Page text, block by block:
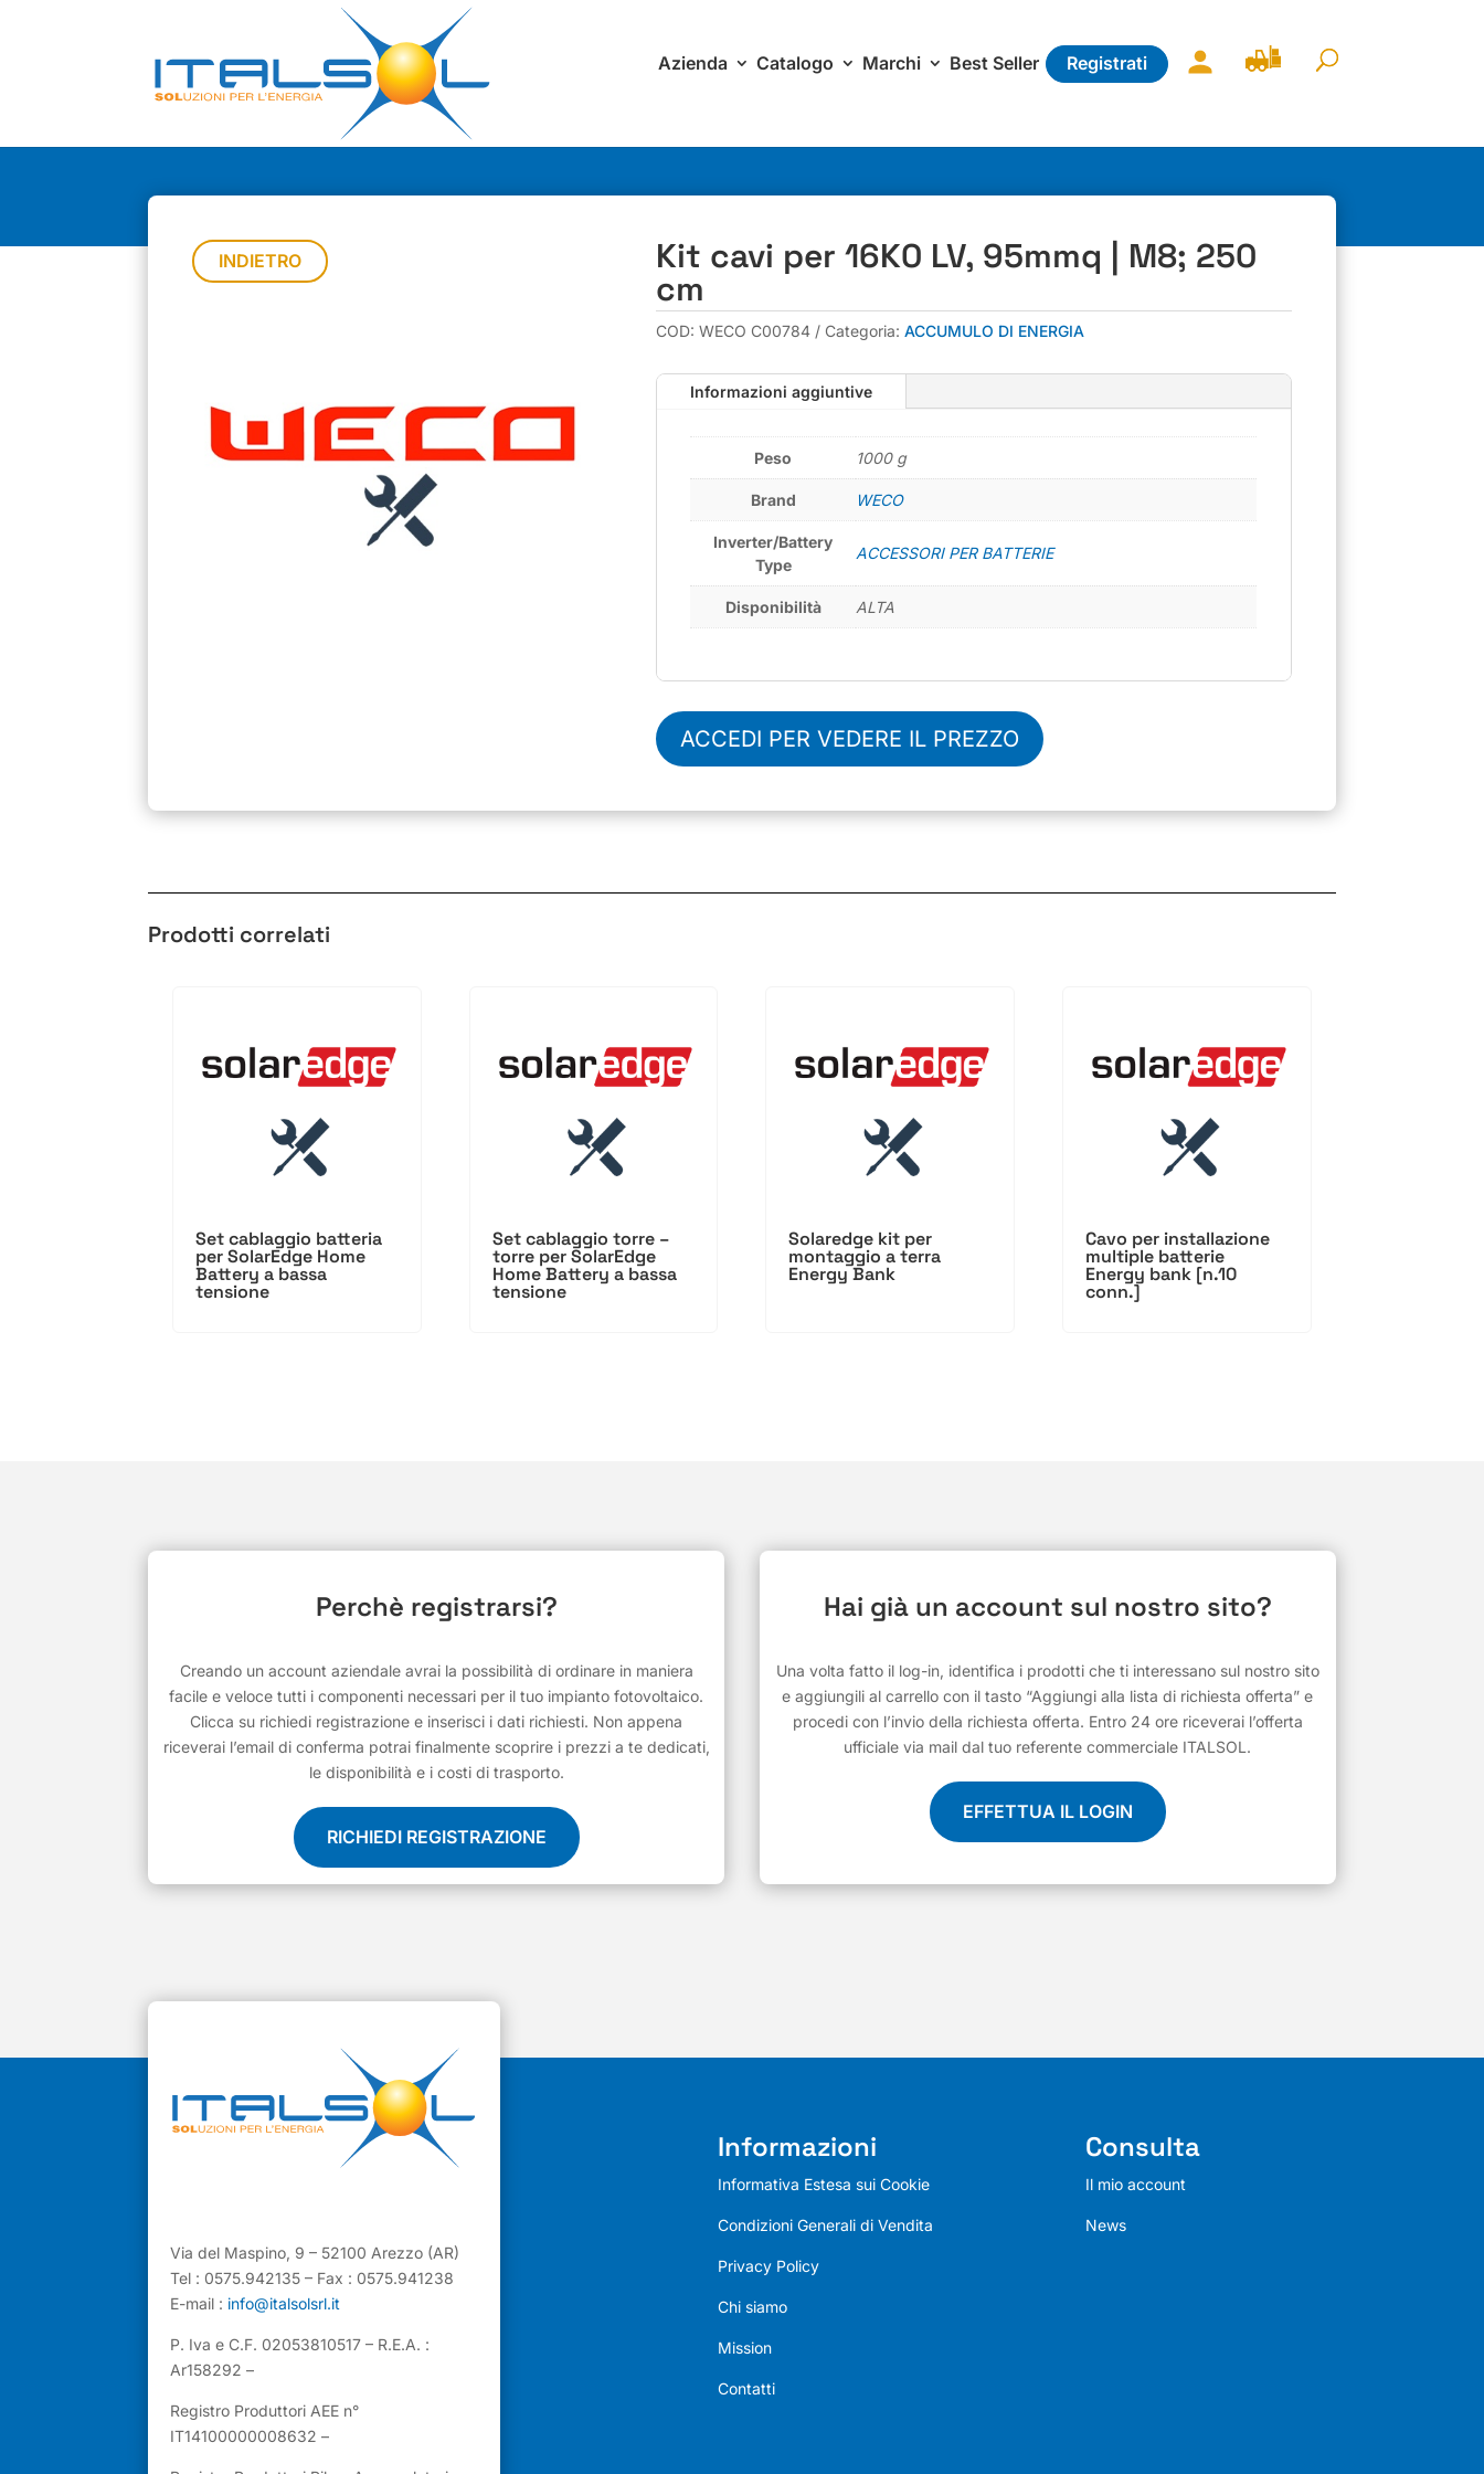
Azienda Catalogo Marchi Best Seller Registrati
INDIETRO Kit cavi per 16K0 LV, 95mmq | M8; 250
cm
COD:WECO C00784 Categoria:ACCUMULO DI ENERGIA
Informazioni aggiuntive
Peso 1000 g
Brand WECO
Inverter/Battery
Type
ACCESSORI PER BATTERIE
Disponibilità ALTA
ACCEDI PER VEDERE IL PREZZO
Prodotti correlati
Set cablaggio batteria
per SolarEdge Home
Battery a bassa
tensione
Set cablaggio torre –
torre per SolarEdge
Home Battery a bassa
tensione
Solaredge kit per
montaggio a terra
Energy Bank
Cavo per installazione
multiple batterie
Energy bank [n.10
conn.]
Perchè registrarsi?
Creando un account aziendale avrai la possibilità di ordinare in maniera
facile e veloce tutti i componenti necessari per il tuo impianto fotovoltaico.
Clicca su richiedi registrazione e inserisci i dati richiesti. Non appena
riceverai l’email di conferma potrai finalmente scoprire i prezzi a te dedicati,
le disponibilità e i costi di trasporto.
RICHIEDI REGISTRAZIONE
Hai già un account sul nostro sito?
Una volta fatto il log-in, identifica i prodotti che ti interessano sul nostro sito
e aggiungili al carrello con il tasto “Aggiungi alla lista di richiesta offerta” e
procedi con l’invio della richiesta offerta. Entro 24 ore riceverai l’offerta
ufficiale via mail dal tuo referente commerciale ITALSOL.
EFFETTUA IL LOGIN
Via del Maspino, 9 – 52100 Arezzo (AR)
Tel : 0575.942135 – Fax : 0575.941238
E-mail : info@italsolsrl.it
P. Iva e C.F. 02053810517 – R.E.A. :
Ar158292 –
Registro Produttori AEE n°
IT14100000008632 –
Informazioni
Informativa Estesa sui Cookie
Condizioni Generali di Vendita
Privacy Policy
Chi siamo
Mission
Contatti
Consulta
Il mio account
News